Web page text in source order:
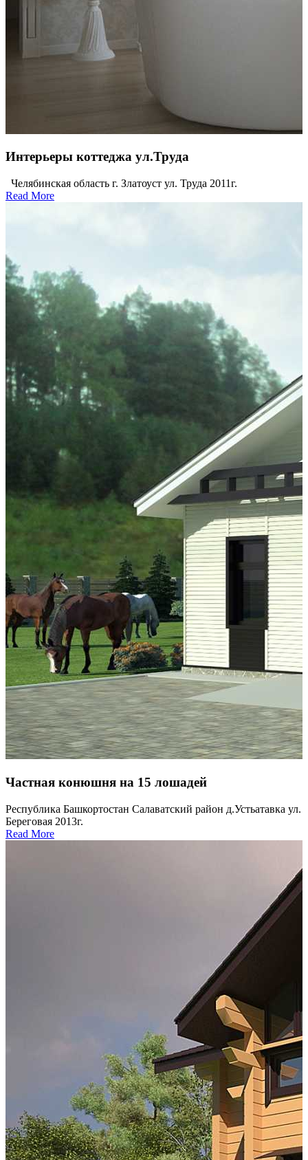
Интерьеры коттеджа ул.Труда
Челябинская область г. Златоуст ул. Труда 2011г.
Read More
Частная конюшня на 15 лошадей
Республика Башкортостан Салаватский район д.Устьатавка ул.
Береговая 2013г.
Read More